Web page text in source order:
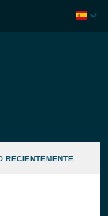
RECIENTEMENTE